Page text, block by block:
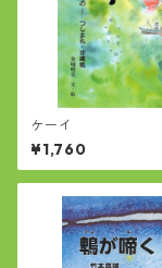
ケーイ
¥1,760